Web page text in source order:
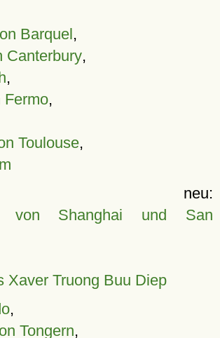
Barquel,
Canterbury,
,
Fermo,
Toulouse,
neu:
von Shanghai und San
Xaver Truong Buu Diep
,
Tongern,